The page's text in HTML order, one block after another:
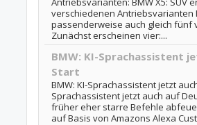
verschiedenen
passenderweise auch gleich
Zunächst erscheinen vier:...
BMW: KI-Sprachassistent
Start
BMW: KI-Sprachassistent jetzt
Sprachassistent jetzt auch auf
früher eher starre Befehle
auf Basis von Amazons Alexa